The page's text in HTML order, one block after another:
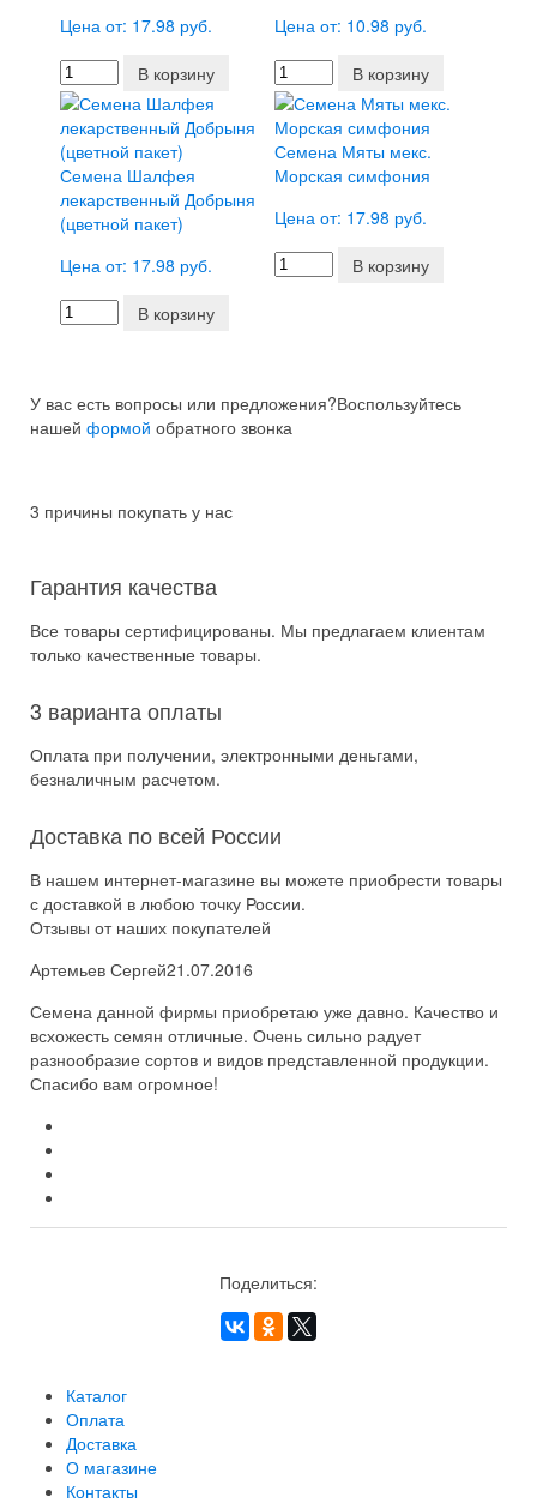
Цена от: 17.98 руб.
В корзину
Цена от: 10.98 руб.
В корзину
Семена Шалфея
лекарственный Добрыня
(цветной пакет)
Цена от: 17.98 руб.
В корзину
Семена Мяты мекс.
Морская симфония
Цена от: 17.98 руб.
В корзину
У вас есть вопросы или предложения?Воспользуйтесь
нашей формой обратного звонка
3 причины покупать у нас
Гарантия качества
Все товары сертифицированы. Мы предлагаем клиентам
только качественные товары.
3 варианта оплаты
Оплата при получении, электронными деньгами,
безналичным расчетом.
Доставка по всей России
В нашем интернет-магазине вы можете приобрести товары
с доставкой в любою точку России.
Отзывы от наших покупателей
Артемьев Сергей21.07.2016
Семена данной фирмы приобретаю уже давно. Качество и
всхожесть семян отличные. Очень сильно радует
разнообразие сортов и видов представленной продукции.
Спасибо вам огромное!
Поделиться:
Каталог
Оплата
Доставка
О магазине
Контакты